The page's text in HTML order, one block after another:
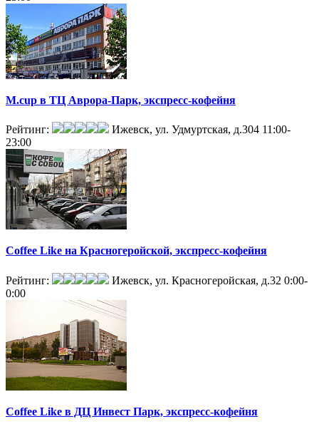
M.cup в ТЦ Аврора-Парк, экспресс-кофейня
Рейтинг: Ижевск, ул. Удмуртская, д.304 11:00-
23:00
Coffee Like на Красногеройской, экспресс-кофейня
Рейтинг: Ижевск, ул. Красногеройская, д.32 0:00-
0:00
Coffee Like в ДЦ Инвест Парк, экспресс-кофейня